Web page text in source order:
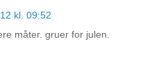
kl. 09:52
måter. gruer for julen.